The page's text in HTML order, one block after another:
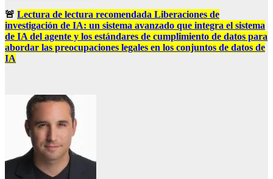
🚨 Lectura de lectura recomendada Liberaciones de
investigación de IA: un sistema avanzado que integra el sistema
de IA del agente y los estándares de cumplimiento de datos para
abordar las preocupaciones legales en los conjuntos de datos de
IA